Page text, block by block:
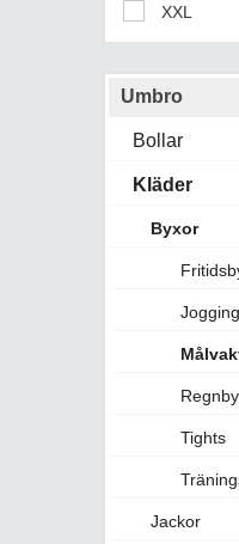
XXL
Umbro
Bollar
Kläder
Byxor
Tights
Jackor